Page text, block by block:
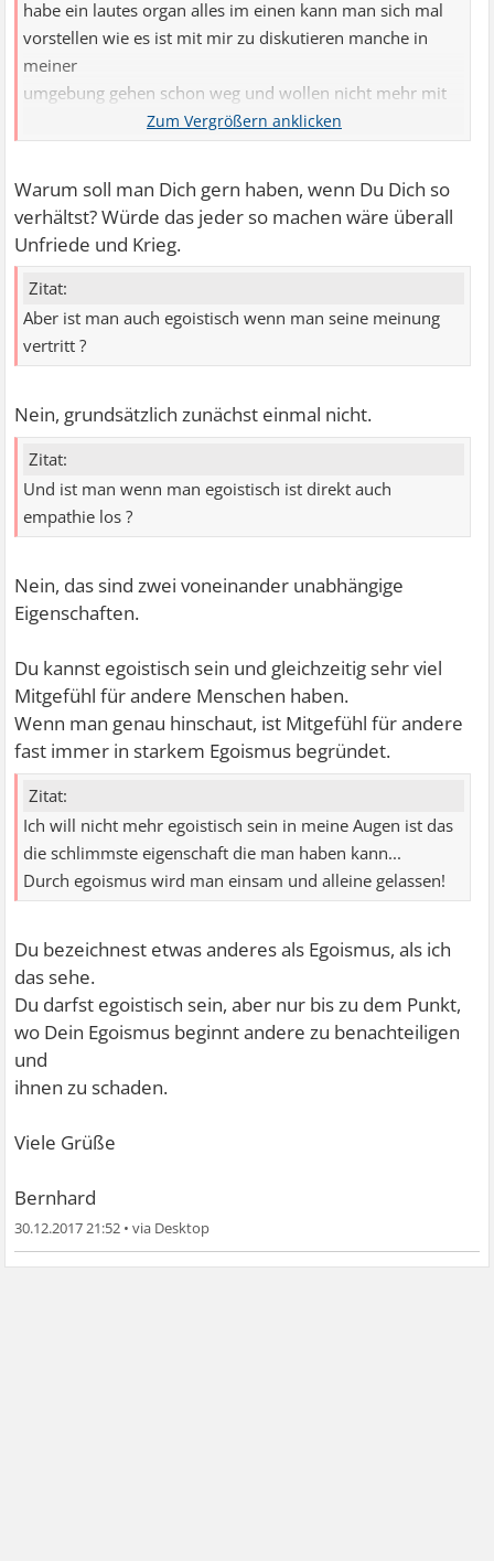
habe ein lautes organ alles im einen kann man sich mal
vorstellen wie es ist mit mir zu diskutieren manche in
meiner
umgebung gehen schon weg und wollen nicht mehr mit
mir diskutieren dadurch stehe ich meine ziele und träume
im Weg ...
Warum soll man Dich gern haben, wenn Du Dich so
verhältst? Würde das jeder so machen wäre überall
Unfriede und Krieg.
Zitat:
Aber ist man auch egoistisch wenn man seine meinung
vertritt ?
Nein, grundsätzlich zunächst einmal nicht.
Zitat:
Und ist man wenn man egoistisch ist direkt auch
empathie los ?
Nein, das sind zwei voneinander unabhängige
Eigenschaften.
Du kannst egoistisch sein und gleichzeitig sehr viel
Mitgefühl für andere Menschen haben.
Wenn man genau hinschaut, ist Mitgefühl für andere
fast immer in starkem Egoismus begründet.
Zitat:
Ich will nicht mehr egoistisch sein in meine Augen ist das
die schlimmste eigenschaft die man haben kann...
Durch egoismus wird man einsam und alleine gelassen!
Du bezeichnest etwas anderes als Egoismus, als ich
das sehe.
Du darfst egoistisch sein, aber nur bis zu dem Punkt,
wo Dein Egoismus beginnt andere zu benachteiligen
und
ihnen zu schaden.
Viele Grüße
Bernhard
30.12.2017 21:52 •